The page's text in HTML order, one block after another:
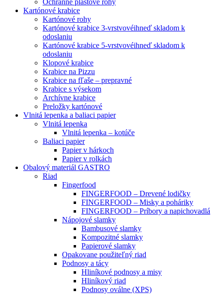
Kartónové krabice
Kartónové rohy
Kartónové krabice 3-vrstvovéihneď skladom k
odoslaniu
Kartónové krabice 5-vrstvovéihneď skladom k
odoslaniu
Klopové krabice
Krabice na Pizzu
Krabice na fľaše – prepravné
Krabice s výsekom
Archívne krabice
Preložky kartónové
Vlnitá lepenka a baliaci papier
Vlnitá lepenka
Vlnitá lepenka – kotúče
Baliaci papier
Papier v hárkoch
Papier v rolkách
Obalový materiál GASTRO
Riad
Fingerfood
FINGERFOOD – Drevené lodičky
FINGERFOOD – Misky a poháriky
FINGERFOOD – Príbory a napichovadlá
Nápojové slamky
Bambusové slamky
Kompozitné slamky
Papierové slamky
Opakovane použiteľný riad
Podnosy a tácy
Hliníkové podnosy a misy
Hliníkový riad
Podnosy oválne (XPS)